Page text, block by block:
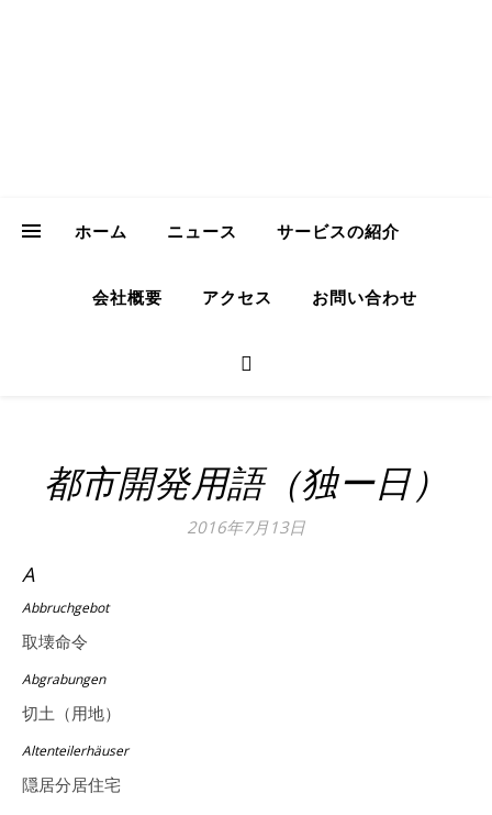
ホーム ニュース サービスの紹介
会社概要 アクセス お問い合わせ
都市開発用語（独ー日）
2016年7月13日
A
Abbruchgebot
取壊命令
Abgrabungen
切土（用地）
Altenteilerhäuser
隠居分居住宅